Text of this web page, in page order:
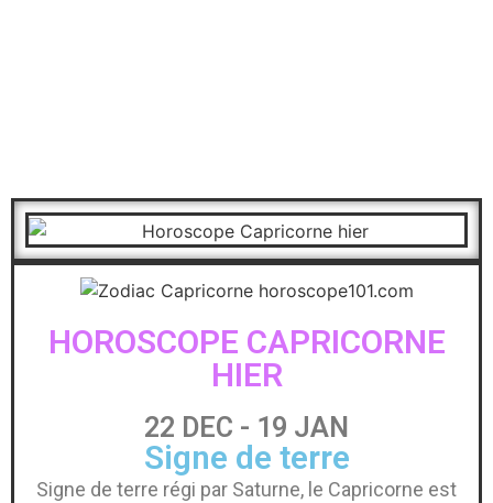
HOROSCOPE CAPRICORNE
HIER
22 DEC - 19 JAN
Signe de terre
Signe de terre régi par Saturne, le Capricorne est